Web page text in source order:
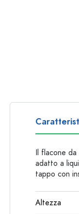
Il flacone
adatto a
tappo con
Altezza